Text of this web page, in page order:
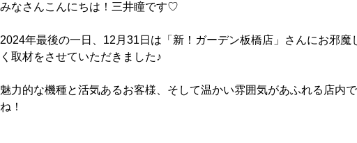
みなさんこんにちは！三井瞳です♡
2024年最後の一日、12月31日は「新！ガーデン板橋店」さんにお邪
く取材をさせていただきました♪
魅力的な機種と活気あるお客様、そして温かい雰囲気があふれる店内
ね！